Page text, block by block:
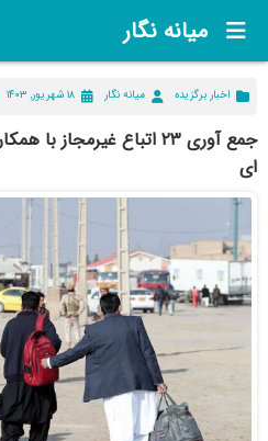
میانه نگار
اخبار برگزیده میانه نگار ۱۸ شهریور, ۱۴۰۳
جمع آوری ۲۳ اتباع
ای